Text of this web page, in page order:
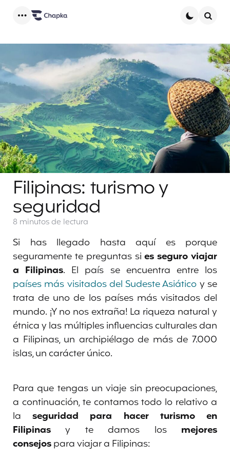
Filipinas: turismo y
seguridad
8 minutosde lectura
Si has llegado hasta aquí es porque
seguramente te preguntas si es seguro viajar
a Filipinas. El país se encuentra entre los
países más visitados del Sudeste Asiático y se
trata de uno de los países más visitados del
mundo. ¡Y no nos extraña! La riqueza natural y
étnica y las múltiples influencias culturales dan
a Filipinas, un archipiélago de más de 7.000
islas, un carácter único.
Para que tengas un viaje sin preocupaciones,
a continuación, te contamos todo lo relativo a
laseguridad para hacer turismo en
Filipinas y te damos los mejores
consejospara viajar a Filipinas: